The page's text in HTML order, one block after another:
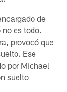
de
no es todo.
provocó que
Ese
por Michael
suelto